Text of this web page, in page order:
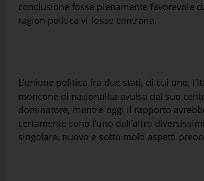
conclusione fosse pienamente favorevole
ragion politica vi fosse contraria.
L’unione politica fra due stati, di cui uno,
moncone di nazionalità avulsa dal suo
dominatore, mentre oggi il rapporto
certamente sono l’uno dall’altro
singolare, nuovo e sotto molti aspetti